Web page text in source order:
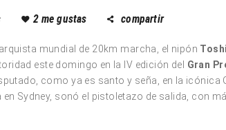
2 me gustas compartir
mundial de 20km marcha, el nipón
este domingo en la IV edición del Gran
como ya es santo y seña, en la
Sydney, sonó el pistoletazo de salida, con